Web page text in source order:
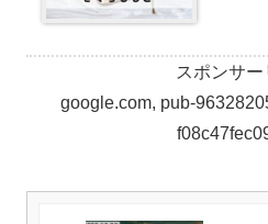
スポンサー
google.com, pub-